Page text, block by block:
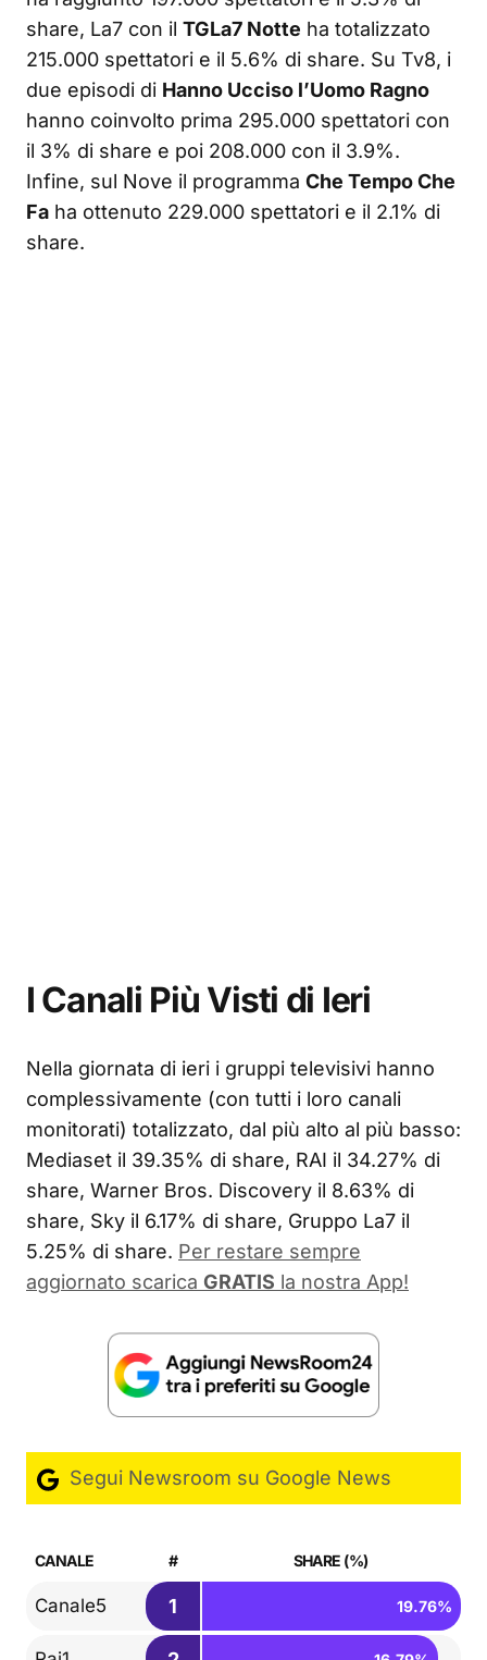
share, La7 con il TGLa7 Notte ha totalizzato
215.000 spettatori e il 5.6% di share. Su Tv8, i
due episodi di Hanno Ucciso l’Uomo Ragno
hanno coinvolto prima 295.000 spettatori con
il 3% di share e poi 208.000 con il 3.9%.
Infine, sul Nove il programma Che Tempo Che
Fa ha ottenuto 229.000 spettatori e il 2.1% di
share.
I Canali Più Visti di Ieri
Nella giornata di ieri i gruppi televisivi hanno
complessivamente (con tutti i loro canali
monitorati) totalizzato, dal più alto al più basso:
Mediaset il 39.35% di share, RAI il 34.27% di
share, Warner Bros. Discovery il 8.63% di
share, Sky il 6.17% di share, Gruppo La7 il
5.25% di share. Per restare sempre
aggiornato scarica GRATIS la nostra App!
Segui Newsroom su Google News
CANALE # SHARE (%)
Canale5 1 19.76%